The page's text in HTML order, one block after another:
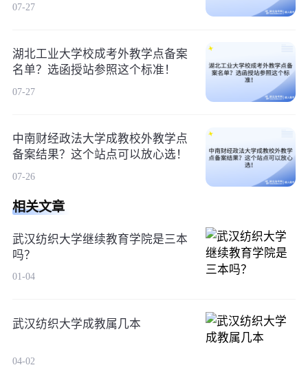
07-27
湖北工业大学校成考外教学点备案
名单？选函授站参照这个标准！
07-27
中南财经政法大学成教校外教学点
备案结果？这个站点可以放心选！
07-26
相关文章
武汉纺织大学继续教育学院是三本
吗？
01-04
武汉纺织大学成教属几本
04-02